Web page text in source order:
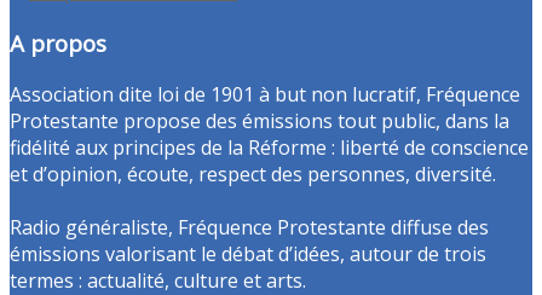
A propos
Association dite loi de 1901 à but non lucratif, Fréquence
Protestante propose des émissions tout public, dans la
fidélité aux principes de la Réforme : liberté de conscience
et d’opinion, écoute, respect des personnes, diversité.
Radio généraliste, Fréquence Protestante diffuse des
émissions valorisant le débat d’idées, autour de trois
termes : actualité, culture et arts.